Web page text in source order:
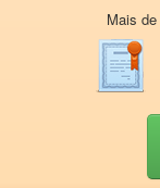
Mais de